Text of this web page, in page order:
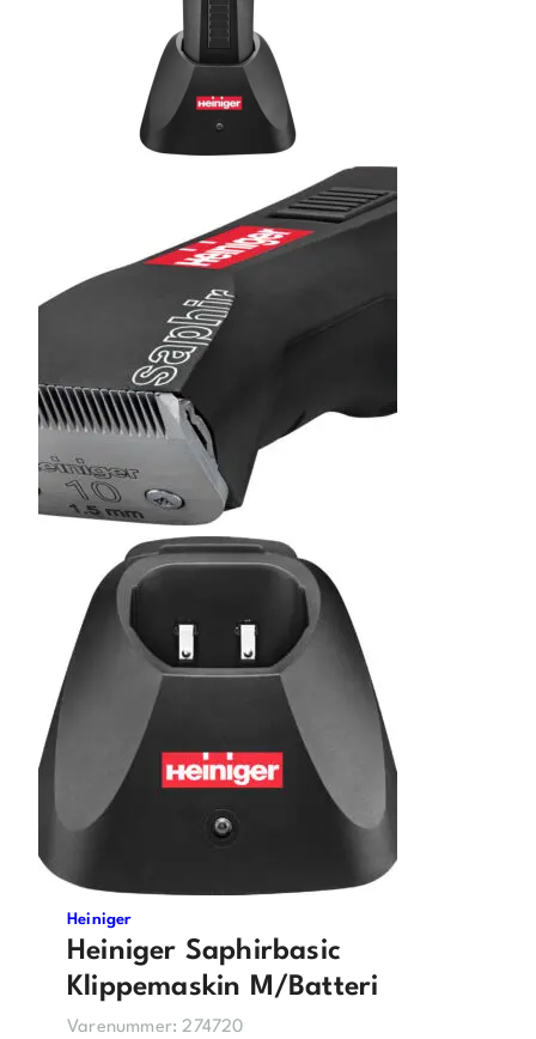
Heiniger
Heiniger Saphirbasic
Klippemaskin M/Batteri
Varenummer: 274720